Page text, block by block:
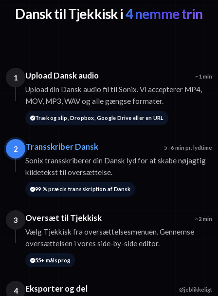
Dansk til Tjekkisk i4 nemme trin
1 Upload Dansk audio ~1 min
Upload din Dansk audio fil til Sonix. Vi accepterer MP4,
MOV, MP3, WAV og alle gængse formater.
Træk og slip, Dropbox, Google Drive eller en URL
2 Transskriber Dansk 5–6 min pr. lydtime
Sonix transskriberer din Dansk lyd for at skabe nøjagtig
kildetekst til oversættelse.
99 % præcis transskription af Dansk
3 Oversæt til Tjekkisk ~2 min
Vælg Tjekkisk fra oversættelsesmenuen. Gennemse
oversættelsen i vores side-by-side editor.
55+ målsprog
4 Eksporter og del Øjeblikkeligt